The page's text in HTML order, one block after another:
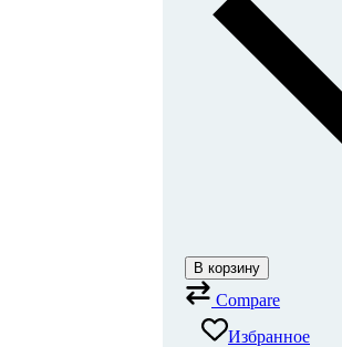
В корзину
Compare
Избранное